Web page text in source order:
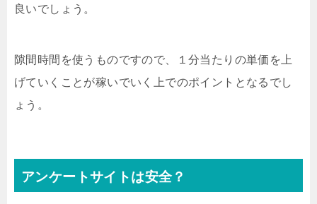
良いでしょう。
隙間時間を使うものですので、１分当たりの単価を上
げていくことが稼いでいく上でのポイントとなるでし
ょう。
アンケートサイトは安全？